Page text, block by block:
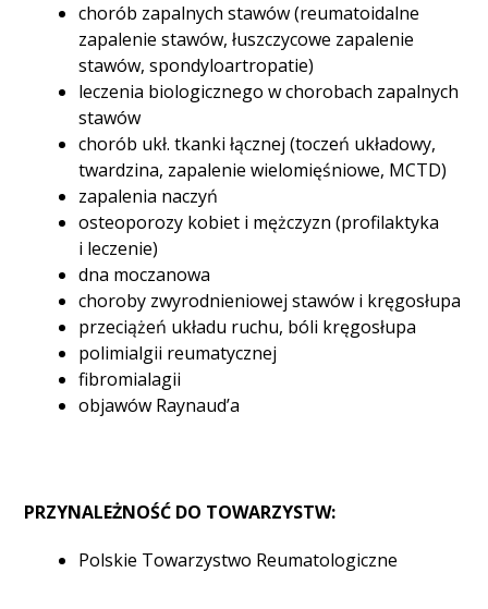
chorób zapalnych stawów (reumatoidalne
zapalenie stawów, łuszczycowe zapalenie
stawów, spondyloartropatie)
leczenia biologicznego w chorobach zapalnych
stawów
chorób ukł. tkanki łącznej (toczeń układowy,
twardzina, zapalenie wielomięśniowe, MCTD)
zapalenia naczyń
osteoporozy kobiet i mężczyzn (profilaktyka
i leczenie)
dna moczanowa
choroby zwyrodnieniowej stawów i kręgosłupa
przeciążeń układu ruchu, bóli kręgosłupa
polimialgii reumatycznej
fibromialagii
objawów Raynaud’a
PRZYNALEŻNOŚĆ DO TOWARZYSTW:
Polskie Towarzystwo Reumatologiczne